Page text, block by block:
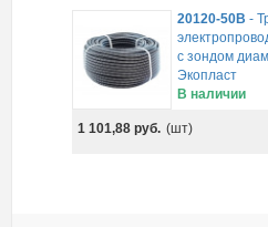
20120-50B -
с зондом
Экопласт
В наличии
1 101,88 руб. (шт)